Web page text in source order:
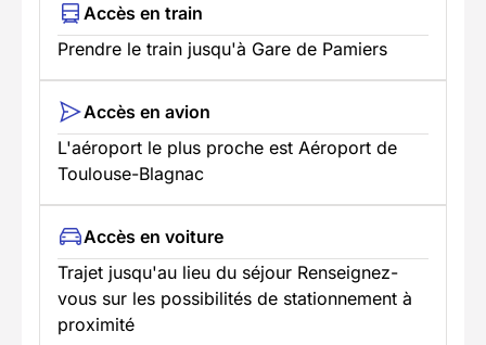
Accès en train
Prendre le train jusqu'à Gare de Pamiers
Accès en avion
L'aéroport le plus proche est Aéroport de
Toulouse-Blagnac
Accès en voiture
Trajet jusqu'au lieu du séjour Renseignez-
vous sur les possibilités de stationnement à
proximité